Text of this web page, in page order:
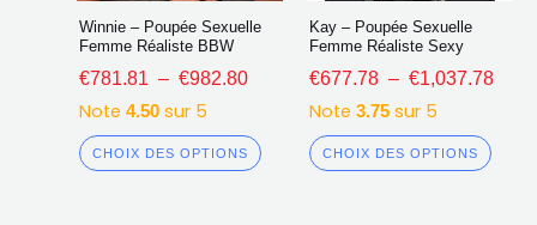
Winnie – Poupée Sexuelle
Femme Réaliste BBW
€781.81 – €982.80
Note 4.50sur 5
CHOIX DES OPTIONS
Kay – Poupée Sexuelle
Femme Réaliste Sexy
€677.78 – €1,037.78
Note 3.75sur 5
CHOIX DES OPTIONS